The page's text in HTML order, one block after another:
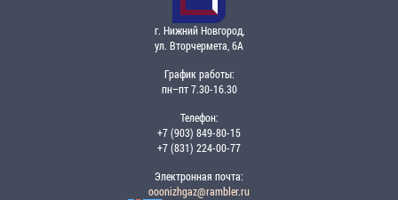
г. Нижний Новгород,
ул. Вторчермета, 6А
График работы:
пн–пт 7.30-16.30
Телефон:
+7 (903) 849-80-15
+7 (831) 224-00-77
Электронная почта:
ooonizhgaz@rambler.ru